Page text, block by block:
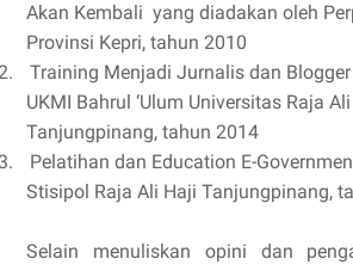
Akan Kembali yang diadakan oleh
Provinsi Kepri, tahun 2010
Training Menjadi Jurnalis dan
UKMI Bahrul ‘Ulum Universitas Raja
Tanjungpinang, tahun 2014
Pelatihan dan Education E-
Stisipol Raja Ali Haji Tanjungpinang,
Selain menuliskan opini dan